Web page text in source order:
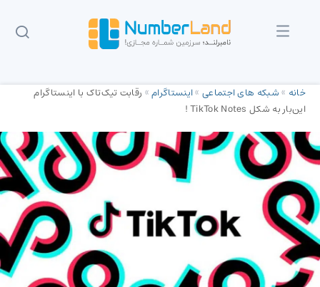
خانه »شبکه های اجتماعی»اینستاگرام» رقابت تیک‌تاک با اینستاگرام
این‌بار به شکل TikTok Notes !